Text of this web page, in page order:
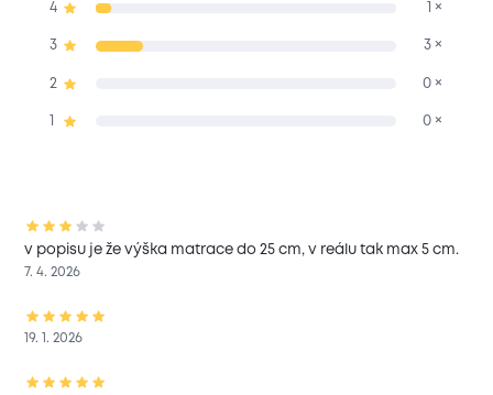
4 1 ×
3 3 ×
2 0 ×
0 ×
v popisu je že výška matrace do 25 cm, v reálu tak max 5 cm.
7. 4. 2026
19. 1. 2026